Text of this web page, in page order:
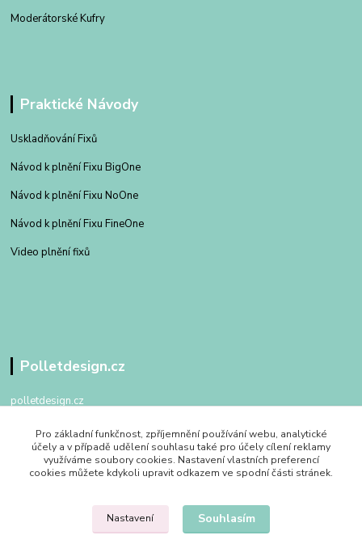
Moderátorské Kufry
Praktické Návody
Uskladňování Fixů
Návod k plnění Fixu BigOne
Návod k plnění Fixu NoOne
Návod k plnění Fixu FineOne
Video plnění fixů
Polletdesign.cz
polletdesign.cz
+420 602 475 762
po - pa 09:00 - 17:00
Pro základní funkčnost, zpříjemnění používání webu, analytické
účely a v případě udělení souhlasu také pro účely cílení reklamy
využíváme soubory cookies. Nastavení vlastních preferencí
cookies můžete kdykoli upravit odkazem ve spodní části stránek.
Nastavení Souhlasím